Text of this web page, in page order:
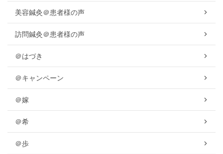
美容鍼灸＠患者様の声
訪問鍼灸＠患者様の声
＠はづき
＠キャンペーン
＠嫁
＠希
＠歩